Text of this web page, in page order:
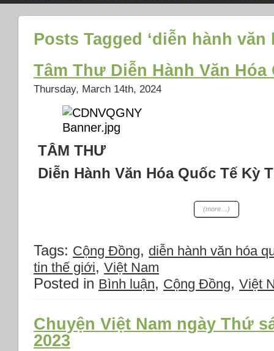
Posts Tagged ‘diễn hành văn
Tâm Thư Diễn Hành Văn Hóa
Thursday, March 14th, 2024
TÂM THƯ
Diễn Hành Văn Hóa Quốc Tế Kỳ
(more…)
Tags: Cộng Đồng, diễn hành văn hóa
tin thế giới, Việt Nam
Posted in Bình luận, Cộng Đồng, Việt
Chuyện Việt Nam ngày Thứ
2023